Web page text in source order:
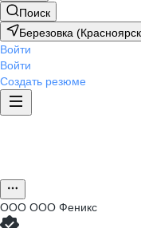
Поиск
Березовка
Войти
Войти
Создать резюме
ООО ООО Феникс